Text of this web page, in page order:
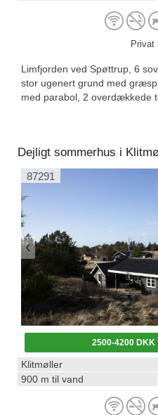
Privat
Limfjorden ved Spøttrup, 6
stor ugenert grund med
med parabol, 2 overdækkede
Dejligt sommerhus i
87291
2500-4200 DKK
Klitmøller
900 m til vand